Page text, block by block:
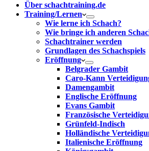
Über schachtraining.de
Training/Lernen
Wie lerne ich Schach?
Wie bringe ich anderen
Schachtrainer werden
Grundlagen des Schachspiels
Eröffnung
Belgrader Gambit
Caro-Kann
Damengambit
Englische Eröffnung
Evans Gambit
Französische
Grünfeld-Indisch
Holländische
Italienische Eröffnung